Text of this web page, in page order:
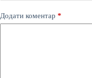
Додати коментар *